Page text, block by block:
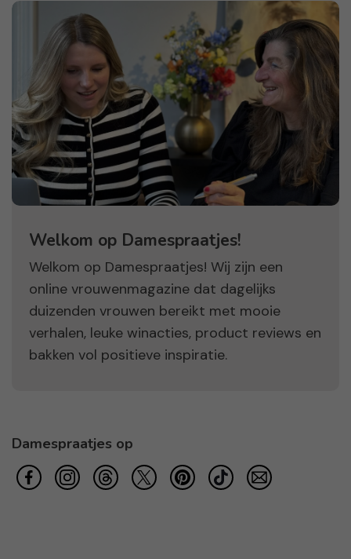
Welkom op Damespraatjes!
Welkom op Damespraatjes! Wij zijn een
online vrouwenmagazine dat dagelijks
duizenden vrouwen bereikt met mooie
verhalen, leuke winacties, product reviews en
bakken vol positieve inspiratie.
Damespraatjes op